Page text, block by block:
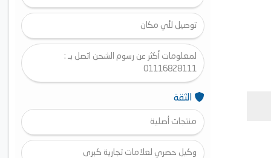
توصيل لأي مكان
لمعلومات أكثر عن رسوم الشحن اتصل بـ :
01116828111
الثقة
منتجات أصلية
وكيل حصري لعلامات تجارية كبرى